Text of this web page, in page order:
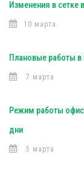
Изменения в сетке
10 марта
Плановые работы в
7 марта
Режим работы
дни
5 марта